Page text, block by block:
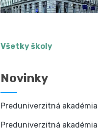
Všetky školy
Novinky
Preduniverzitná
Preduniverzitná